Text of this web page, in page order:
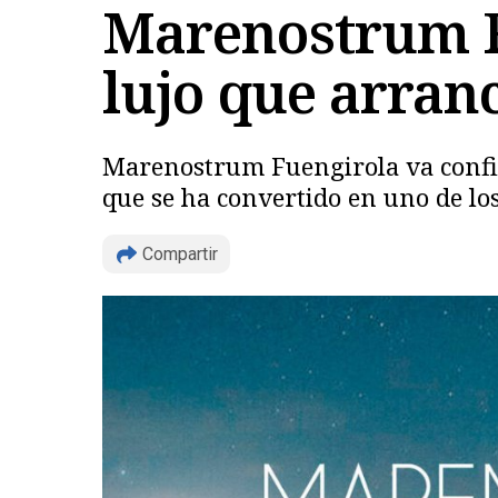
Marenostrum
lujo que
Marenostrum Fuengirola va
que se ha convertido en uno de
Compartir